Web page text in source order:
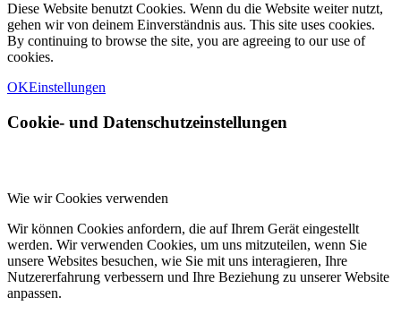
Diese Website benutzt Cookies. Wenn du die Website weiter nutzt,
gehen wir von deinem Einverständnis aus. This site uses cookies.
By continuing to browse the site, you are agreeing to our use of
cookies.
OKEinstellungen
Cookie- und Datenschutzeinstellungen
Wie wir Cookies verwenden
Wir können Cookies anfordern, die auf Ihrem Gerät eingestellt
werden. Wir verwenden Cookies, um uns mitzuteilen, wenn Sie
unsere Websites besuchen, wie Sie mit uns interagieren, Ihre
Nutzererfahrung verbessern und Ihre Beziehung zu unserer Website
anpassen.